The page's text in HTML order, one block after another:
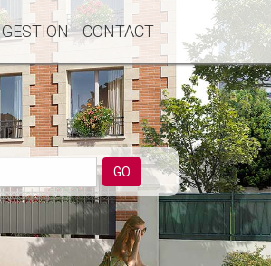
GESTION CONTACT
GO